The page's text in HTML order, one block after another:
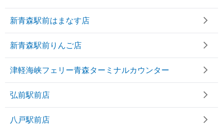
新青森駅前はまなす店
新青森駅前りんご店
津軽海峡フェリー青森ターミナルカウンター
弘前駅前店
八戸駅前店